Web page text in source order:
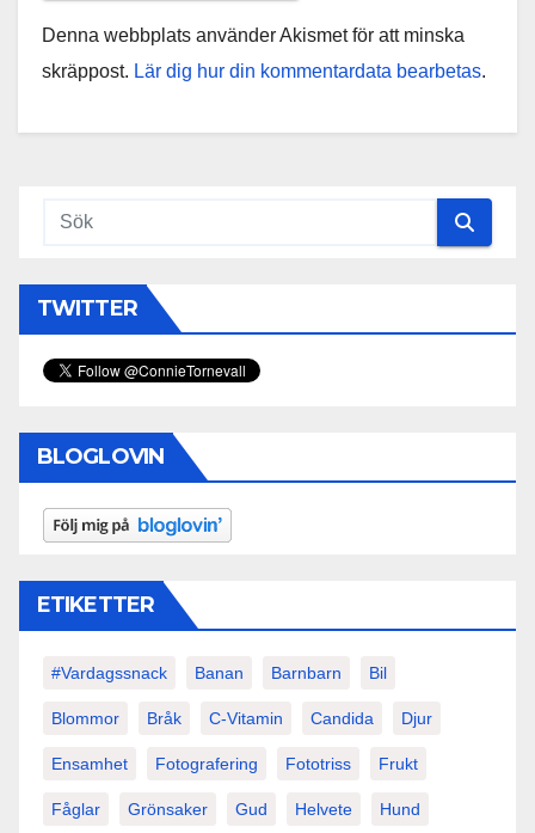
Denna webbplats använder Akismet för att minska
skräppost. Lär dig hur din kommentardata bearbetas.
TWITTER
BLOGLOVIN
ETIKETTER
#vardagssnack Banan Barnbarn Bil
Blommor Bråk C-Vitamin Candida Djur
Ensamhet Fotografering Fototriss Frukt
Fåglar Grönsaker Gud Helvete Hund